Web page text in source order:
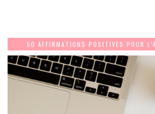
50 AFFIRMATIONS POSITIVES POUR